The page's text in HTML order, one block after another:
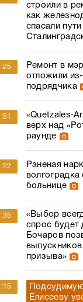
строили в
как
спасали
Ремонт в
отложили
подрядчика
верх над
раунде
Раненая
волгоградка
больнице
«Выбор
спрос будет
Бочаров
призыва»
Елисееву